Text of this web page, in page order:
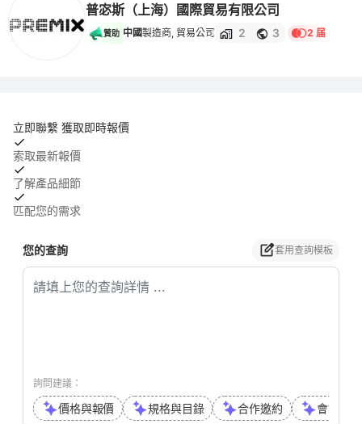
普宓斯（上海）國際貿易有限公司
贊助 中國製造商, 貿易公司 2 3 2 届
立即聯繫 獲取即時報價
索取最新報價
了解產品細節
匹配您的需求
您的查詢 套用查詢模板
詢問建議：
價格與報價 規格與目錄 合作邀約 會議或